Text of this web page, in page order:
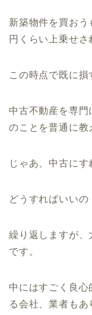
新築物件を買おう
円くらい上乗せさ
この時点で既に損
中古不動産を専
のことを普通に教
じゃあ、中古に
どうすればいいの
繰り返しますが、
です。
中にはすごく良
る会社、業者もあ